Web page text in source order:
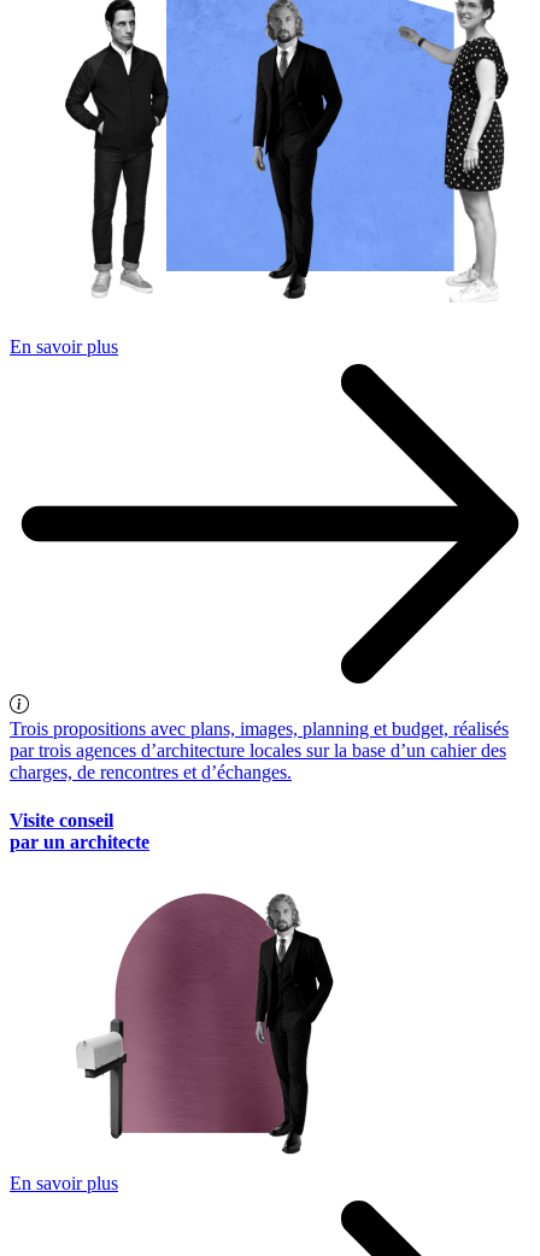
En savoir plus
Trois propositions avec plans, images, planning et budget, réalisés
par trois agences d’architecture locales sur la base d’un cahier des
charges, de rencontres et d’échanges.
Visite conseil
par un architecte
En savoir plus